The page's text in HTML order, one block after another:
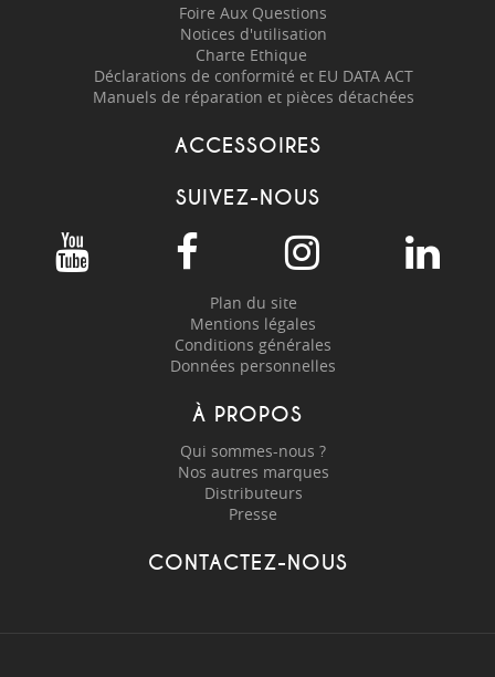
Foire Aux Questions
Notices d'utilisation
Charte Ethique
Déclarations de conformité et EU DATA ACT
Manuels de réparation et pièces détachées
ACCESSOIRES
SUIVEZ-NOUS
Plan du site
Mentions légales
Conditions générales
Données personnelles
À PROPOS
Qui sommes-nous ?
Nos autres marques
Distributeurs
Presse
CONTACTEZ-NOUS